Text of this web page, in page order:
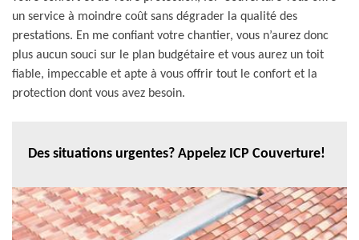
un service à moindre coût sans dégrader la qualité des
prestations. En me confiant votre chantier, vous n’aurez donc
plus aucun souci sur le plan budgétaire et vous aurez un toit
fiable, impeccable et apte à vous offrir tout le confort et la
protection dont vous avez besoin.
Des situations urgentes? Appelez ICP Couverture!